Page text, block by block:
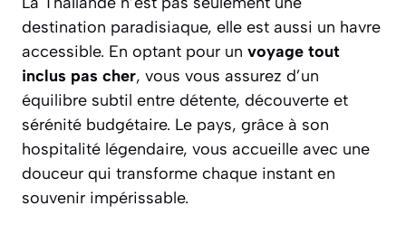
destination paradisiaque, elle est aussi un havre
accessible. En optant pour un voyage tout
inclus pas cher, vous vous assurez d’un
équilibre subtil entre détente, découverte et
sérénité budgétaire. Le pays, grâce à son
hospitalité légendaire, vous accueille avec une
douceur qui transforme chaque instant en
souvenir impérissable.